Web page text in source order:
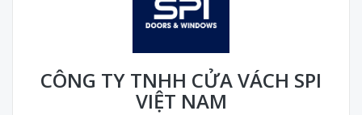
CÔNG TY TNHH CỬA VÁCH SPI
VIỆT NAM